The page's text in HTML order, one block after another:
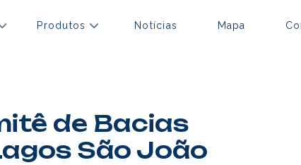
Produtos Notícias Mapa
de Bacias
São João